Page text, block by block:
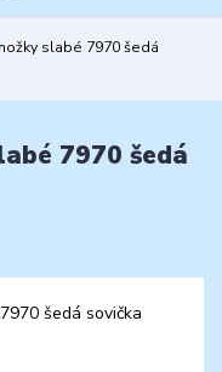
slabé 7970 šedá
7970 šedá